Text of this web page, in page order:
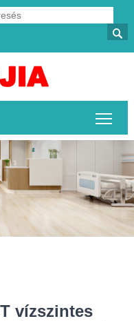

vízszintes